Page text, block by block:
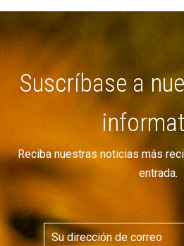
Suscríbase a
Reciba nuestras noticias más
entrada.